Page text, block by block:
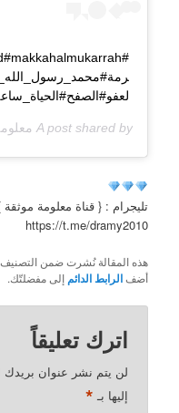
A post shared by
تليجرام : { قناة معلومة موثقة
https://t.me/dramy2010
هذه المقالة نُشرت ضمن
أضفالرابط الدائم إلى مفضلتّك.
اترك تعليقاً
لن يتم نشر عنوان بريدك
إليها بـ *